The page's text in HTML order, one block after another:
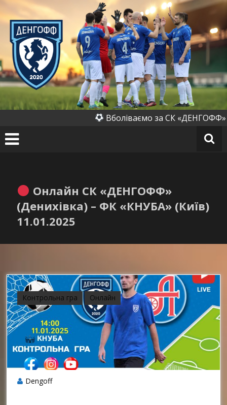
Перейти
вмісту
СК
«Д
ен
го
ф
ф»
Вболіваємо за СК «ДЕНГОФФ»
Онлайн СК «ДЕНГОФФ»
(Денихівка) – ФК «КНУБА» (Київ)
11.01.2025
Контрольна гра Онлайн
Dengoff